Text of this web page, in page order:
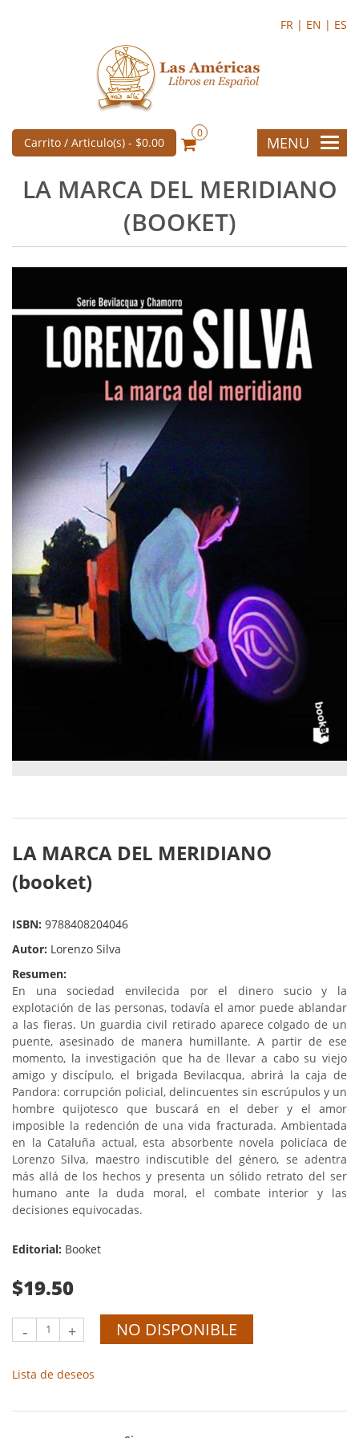
FR | EN | ES
Carrito / Articulo(s) - $0.00
0
MENU
LA MARCA DEL MERIDIANO
(BOOKET)
LA MARCA DEL MERIDIANO
(booket)
ISBN: 9788408204046
Autor: Lorenzo Silva
Resumen:
En una sociedad envilecida por el dinero sucio y la
explotación de las personas, todavía el amor puede ablandar
a las fieras. Un guardia civil retirado aparece colgado de un
puente, asesinado de manera humillante. A partir de ese
momento, la investigación que ha de llevar a cabo su viejo
amigo y discípulo, el brigada Bevilacqua, abrirá la caja de
Pandora: corrupción policial, delincuentes sin escrúpulos y un
hombre quijotesco que buscará en el deber y el amor
imposible la redención de una vida fracturada. Ambientada
en la Cataluña actual, esta absorbente novela policíaca de
Lorenzo Silva, maestro indiscutible del género, se adentra
más allá de los hechos y presenta un sólido retrato del ser
humano ante la duda moral, el combate interior y las
decisiones equivocadas.
Editorial: Booket
$19.50
- + NO DISPONIBLE
Lista de deseos